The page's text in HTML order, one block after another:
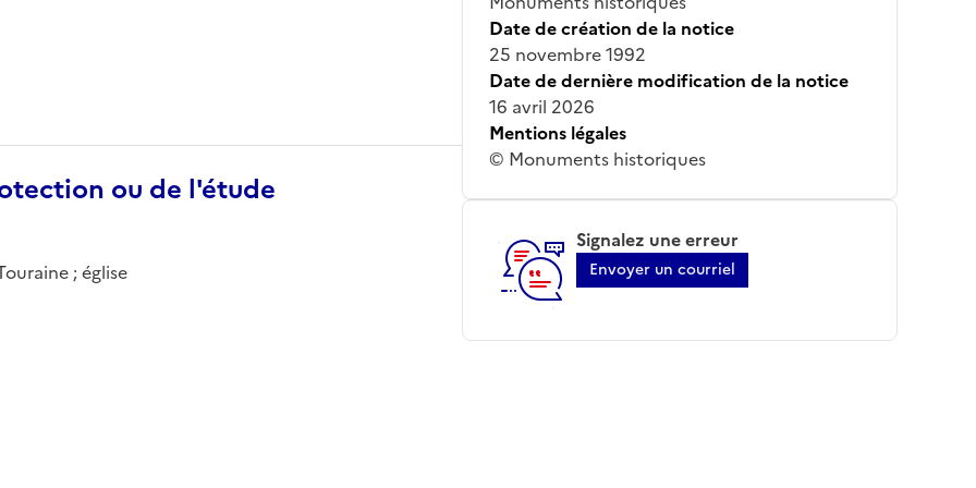
ou de l'étude
; église
Date de création de la notice
25 novembre 1992
Date de dernière modification de la notice
16 avril 2026
Mentions légales
© Monuments historiques
Signalez une erreur
Envoyer un courriel